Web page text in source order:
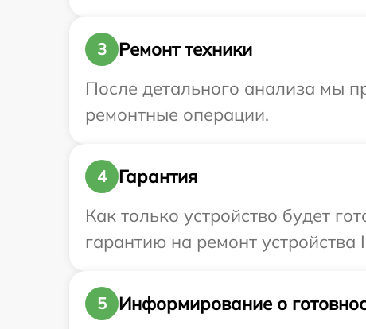
3
Ремонт техники
После детального анализа мы
ремонтные операции.
4
Гарантия
Как только устройство будет
гарантию на ремонт
5
Информирование о